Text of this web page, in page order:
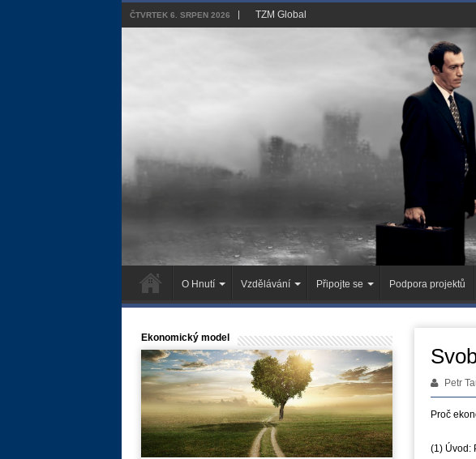
ČTVRTEK 6. SRPEN 2026 TZM Global
O Hnutí Vzdělávání Připojte se Podpora projektů
Petr
Proč
(1) Úvod:
Ekonomický model